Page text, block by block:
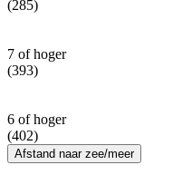
(285)
7 of hoger
(393)
6 of hoger
(402)
Afstand naar zee/meer